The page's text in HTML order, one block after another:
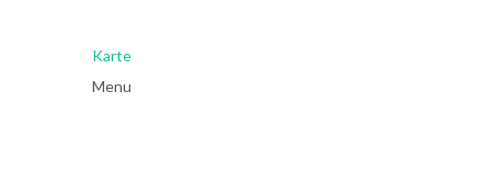
Karte
Menu